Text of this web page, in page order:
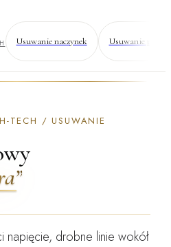
Usuwanie naczynek Usuwanie
TECH / USUWANIE
napięcie, drobne linie wokół